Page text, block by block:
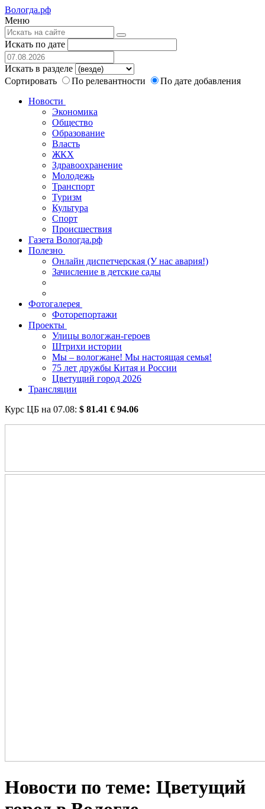
Вологда.рф
Меню
Искать по дате
Искать в разделе
Сортировать
По релевантности
По дате добавления
Новости
Экономика
Общество
Образование
Власть
ЖКХ
Здравоохранение
Молодежь
Транспорт
Туризм
Культура
Спорт
Происшествия
Газета Вологда.рф
Полезно
Онлайн диспетчерская (У нас авария!)
Зачисление в детские сады
Фотогалерея
Фоторепортажи
Проекты
Улицы вологжан-героев
Штрихи истории
Мы – вологжане! Мы настоящая семья!
75 лет дружбы Китая и России
Цветущий город 2026
Трансляции
Курс ЦБ на 07.08: $ 81.41 € 94.06
Новости по теме: Цветущий